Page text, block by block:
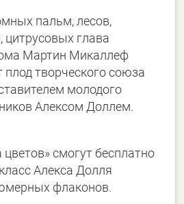
пальм, лесов,
цитрусовых глава
Мартин Микаллеф
плод творческого союза
молодого
Алексом Доллем.
цветов» смогут бесплатно
Алекса Долля
флаконов.